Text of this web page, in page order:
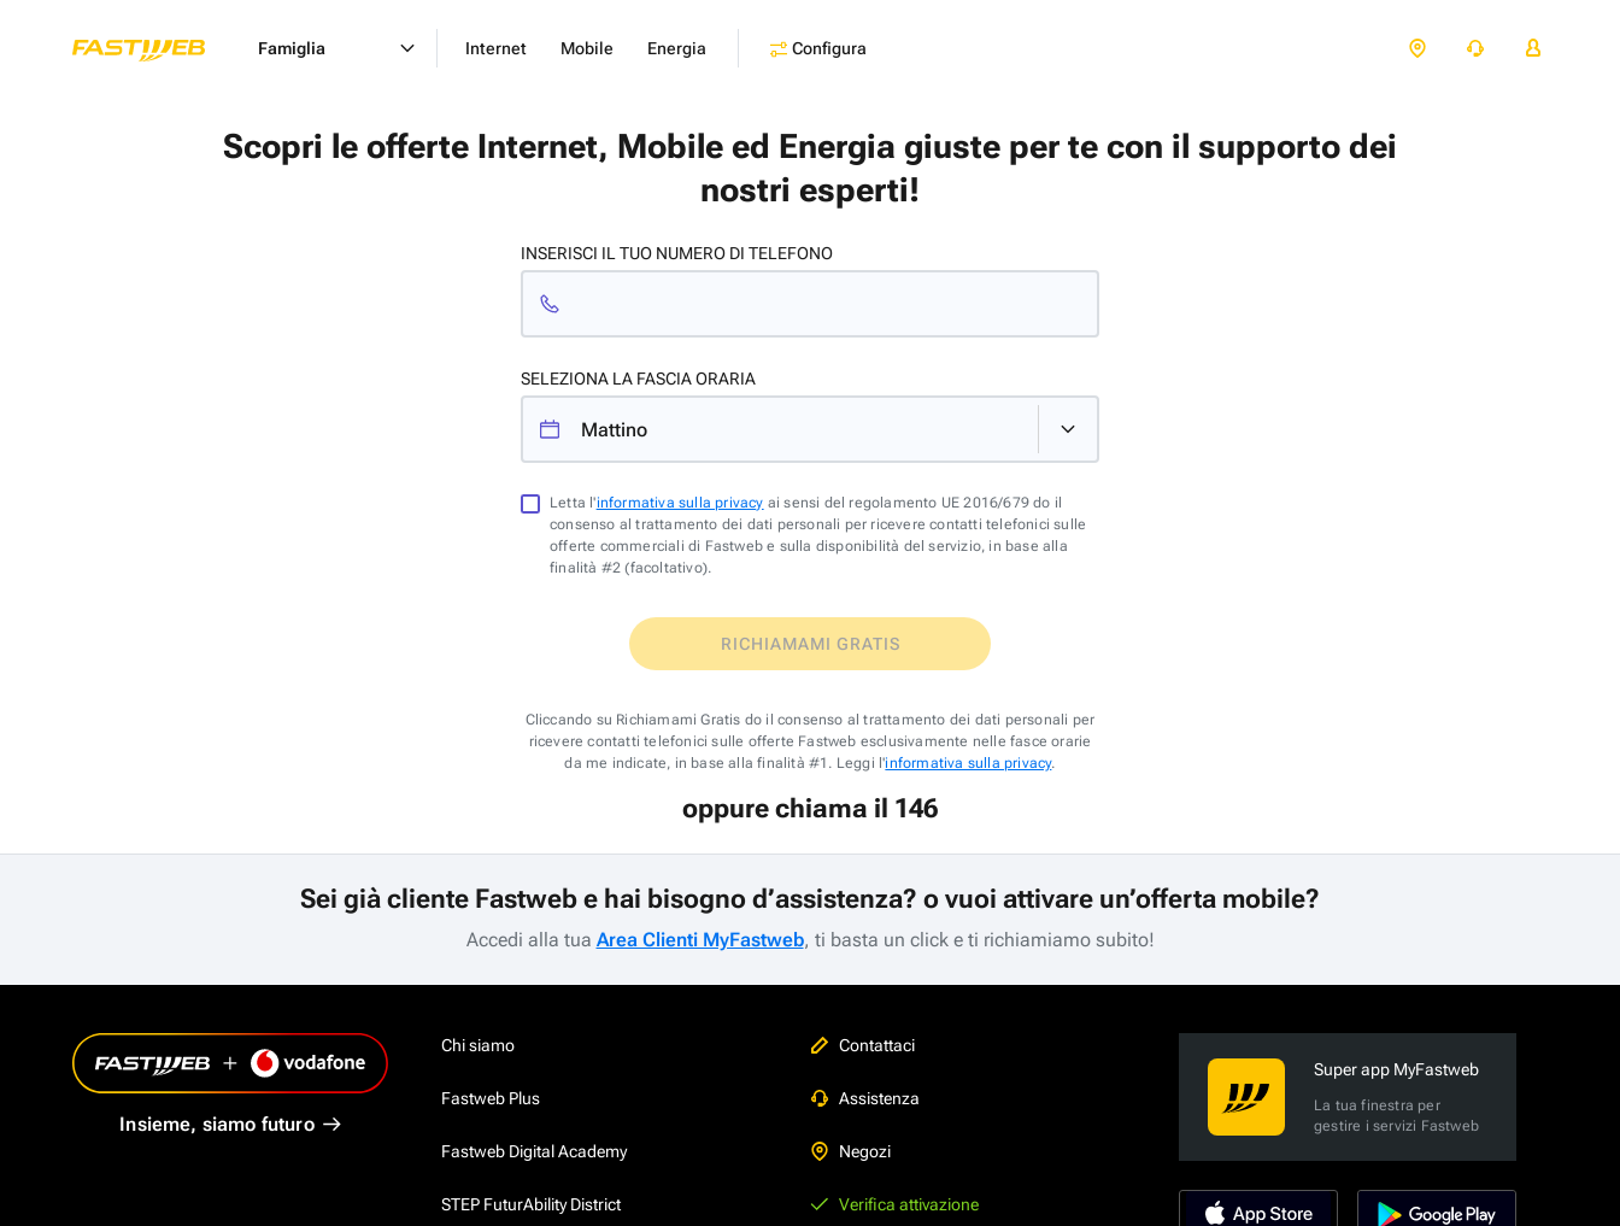
Famiglia Internet Mobile Energia Configura
Scopri le offerte Internet, Mobile ed Energia giuste per te con il supporto dei
nostri esperti!
INSERISCI IL TUO NUMERO DI TELEFONO
SELEZIONA LA FASCIA ORARIA
Letta l'informativa sulla privacy ai sensi del regolamento UE 2016/679 do il
consenso al trattamento dei dati personali per ricevere contatti telefonici sulle
offerte commerciali di Fastweb e sulla disponibilità del servizio, in base alla
finalità #2 (facoltativo).
RICHIAMAMI GRATIS
Cliccando su Richiamami Gratis do il consenso al trattamento dei dati personali per
ricevere contatti telefonici sulle offerte Fastweb esclusivamente nelle fasce orarie
da me indicate, in base alla finalità #1. Leggi l'informativa sulla privacy.
oppure chiama il 146
Sei già cliente Fastweb e hai bisogno d’assistenza? o vuoi attivare un’offerta mobile?
Accedi alla tua Area Clienti MyFastweb, ti basta un click e ti richiamiamo subito!
Insieme, siamo futuro
Chi siamo
Fastweb Plus
Fastweb Digital Academy
STEP FuturAbility District
Contattaci
Assistenza
Negozi
Verifica attivazione
Super app MyFastweb
La tua finestra per
gestire i servizi Fastweb